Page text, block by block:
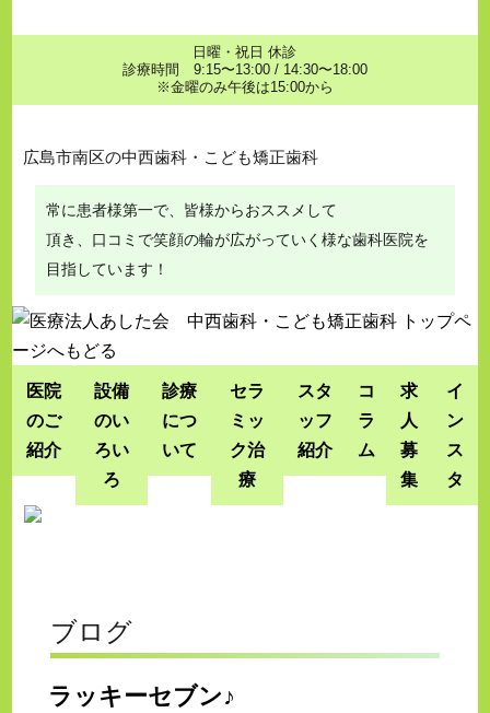
日曜・祝日 休診
診療時間 9:15〜13:00 / 14:30〜18:00
※金曜のみ午後は15:00から
広島市南区の中西歯科・こども矯正歯科
常に患者様第一で、皆様からおススメして
頂き、口コミで笑顔の輪が広がっていく様な歯科医院を
目指しています！
医院
のご
紹介
設備
のい
ろい
ろ
診療
につ
いて
セラ
ミッ
ク治
療
スタ
ッフ
紹介
コ
ラ
ム
求
人
募
集
イ
ン
ス
タ
ブログ
ラッキーセブン♪